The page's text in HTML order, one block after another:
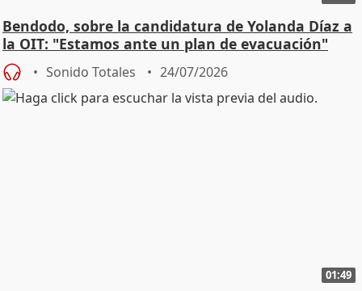
Bendodo, sobre la candidatura de Yolanda Díaz a
la OIT: "Estamos ante un plan de evacuación"
Sonido Totales 24/07/2026
01:49